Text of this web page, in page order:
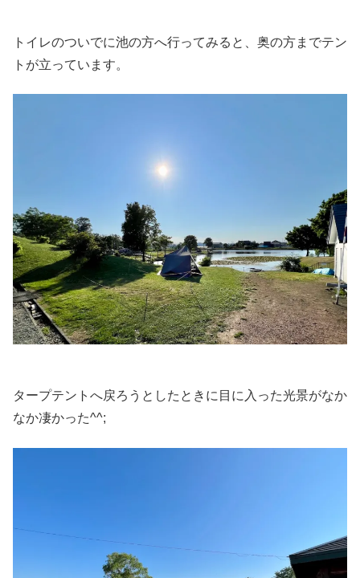
トイレのついでに池の方へ行ってみると、奥の方までテン
トが立っています。
タープテントへ戻ろうとしたときに目に入った光景がなか
なか凄かった^^;